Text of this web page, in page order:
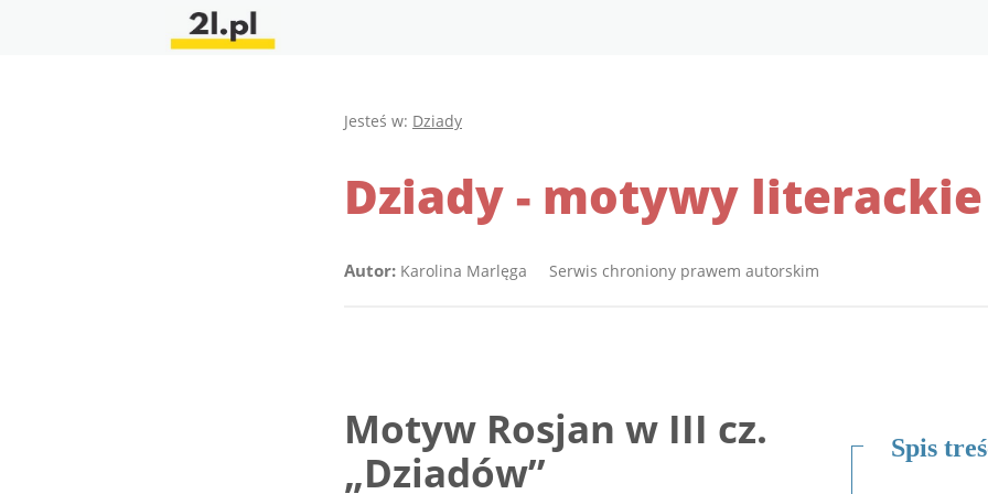
Jesteś w: Dziady
Dziady - motywy literackie
Autor: Karolina Marlęga Serwis chroniony prawem autorskim
Spis
Motyw Rosjan w III cz.
„Dziadów”